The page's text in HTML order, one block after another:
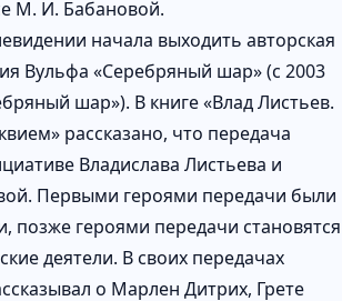
М. И. Бабановой.
начала выходить авторская
Вульфа «Серебряный шар» (с 2003
шар»). В книге «Влад Листьев.
рассказано, что передача
Владислава Листьева и
Первыми героями передачи были
позже героями передачи становятся
деятели. В своих передачах
о Марлен Дитрих, Грете